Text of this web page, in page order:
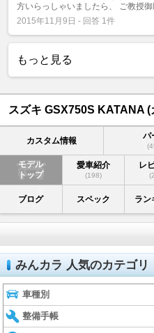
方いらっしゃいましたら、 ご教授御
2015年11月9日 - 回答 1件
もっと見る
スズキ GSX750S KATANA (
カスタム情報 パ
モデル
トップ
愛車紹介
(198)
レ
ブログ スペック ラン
みんカラ 人気のカテゴリ
車種別
整備手帳